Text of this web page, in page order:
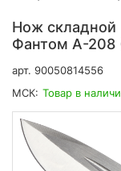
Нож
Фантом A-208
арт. 90050814556
МСК: Товар в